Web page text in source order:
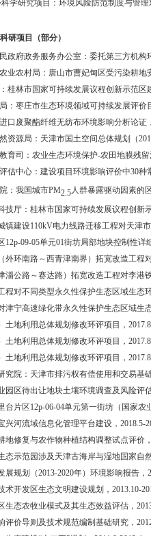
学研究项目：环境风险防范制度与管理
研项目（部分）
政府政务服务办公室：委托第三方机构
业农村局：唐山市曹妃甸区受污染耕地
桂林市国家可持续发展议程创新示范区
：枣庄市生态环境领域可持续发展评价
口废聚酯纤维无纺布环境影响分析论证，
资源局：天津市国土空间总体规划（
育司：农业生态环境保护-农田地膜残留
估中心：建设项目环境影响评价中30种
：我国城市PM2.5人群暴露驱动因素的
技厅：桂林市国家可持续发展议程创新
镇建设110kV电力线路迁移工程对天津
12p-09-05单元01街坊局部地块控制性详
外环南路～西青津南界）拓宽改造工程
淄公路～赛达路）拓宽改造工程对李港
程对不同类型永久性保护生态区域生态
津宁高速绿化带永久性保护生态区域生
土地利用总体规划修改环评项目，
土地利用总体规划修改环评项目，
土地利用总体规划修改环评项目，
究院：天津市排污权有偿使用和交易基
园区待出让地块土壤环境调查及风险评
台片区12p-06-04单元第一街坊（国家农
兴河流域信息化管理平台建设， 2018.5-
地修复与农作物种植结构调整试点评价，
态示范园涉及天津古海岸与湿地国家自
展规划（2013-2020年）环境影响报告，
术开发区生态文明建设规划， 2013.10-
生态农牧业模式及其生态效益评估，
评价导则及技术规范编制基础研究，